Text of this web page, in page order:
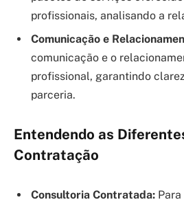
profissionais, analisando a
Comunicação e
comunicação e o
profissional, garantindo
parceria.
Entendendo as
Contratação
Consultoria Contratada: